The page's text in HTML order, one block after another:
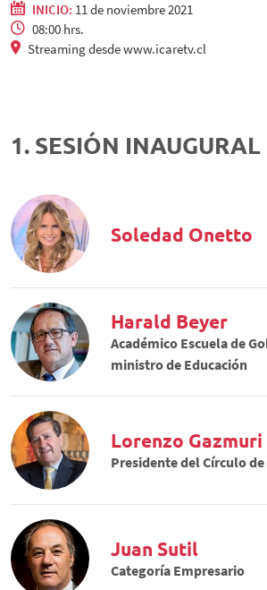
INICIO: 11 de noviembre 2021
08:00 hrs.
Streaming desde www.icaretv.cl
1. SESIÓN INAUGURAL
Soledad Onetto
Harald Beyer
Académico Escuela de
ministro de Educación
Lorenzo Gazmuri
Presidente del Círculo
Juan Sutil
Categoría Empresario